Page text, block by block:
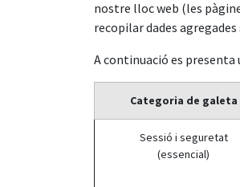
nostre lloc web (les
recopilar dades
A continuació es presenta
Categoria de galeta
Sessió i seguretat
(essencial)